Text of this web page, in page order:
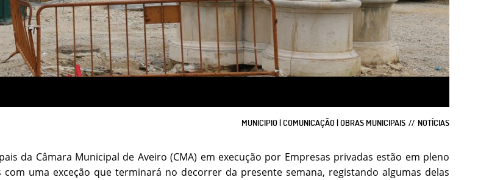
MUNICIPIO | COMUNICAÇÃO | OBRAS MUNICIPAIS NOTÍCIAS
da Câmara Municipal de Aveiro (CMA) em execução por Empresas privadas estão em pleno
com uma exceção que terminará no decorrer da presente semana, registando algumas delas